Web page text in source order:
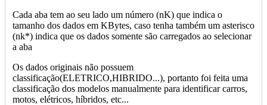
Cada aba tem ao seu lado um número (nK) que indica o
tamanho dos dados em KBytes, caso tenha também um asterisco
(nk*) indica que os dados somente são carregados ao selecionar
a aba
Os dados originais não possuem
classificação(ELETRICO,HIBRIDO...), portanto foi feita uma
classificação dos modelos manualmente para identificar carros,
motos, elétricos, híbridos, etc...